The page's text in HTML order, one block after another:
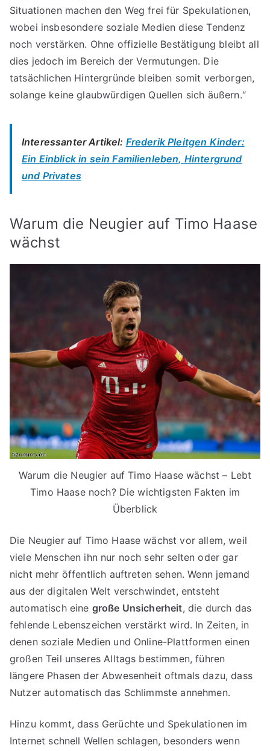
Situationen machen den Weg frei für Spekulationen,
wobei insbesondere soziale Medien diese Tendenz
noch verstärken. Ohne offizielle Bestätigung bleibt all
dies jedoch im Bereich der Vermutungen. Die
tatsächlichen Hintergründe bleiben somit verborgen,
solange keine glaubwürdigen Quellen sich äußern.“
Interessanter Artikel: Frederik Pleitgen Kinder:
Ein Einblick in sein Familienleben, Hintergrund
und Privates
Warum die Neugier auf Timo Haase
wächst
Warum die Neugier auf Timo Haase wächst – Lebt
Timo Haase noch? Die wichtigsten Fakten im
Überblick
Die Neugier auf Timo Haase wächst vor allem, weil
viele Menschen ihn nur noch sehr selten oder gar
nicht mehr öffentlich auftreten sehen. Wenn jemand
aus der digitalen Welt verschwindet, entsteht
automatisch eine große Unsicherheit, die durch das
fehlende Lebenszeichen verstärkt wird. In Zeiten, in
denen soziale Medien und Online-Plattformen einen
großen Teil unseres Alltags bestimmen, führen
längere Phasen der Abwesenheit oftmals dazu, dass
Nutzer automatisch das Schlimmste annehmen.
Hinzu kommt, dass Gerüchte und Spekulationen im
Internet schnell Wellen schlagen, besonders wenn